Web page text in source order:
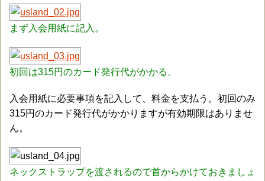
まず入会用紙に記入。
初回は315円のカード発行代がかかる。
入会用紙に必要事項を記入して、料金を支払う。初回のみ
315円のカード発行代がかかりますが有効期限はありませ
ん。
ネックストラップを渡されるので首からかけておきましょ